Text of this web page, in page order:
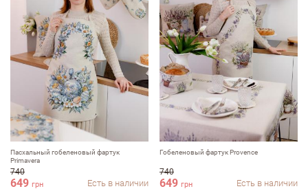
Пасхальный гобеленовый фартук
Рrimavera
740
649 грн Есть в наличии
Гобеленовый фартук Provence
740
649 грн Есть в наличии
ФИО
email
Комментарий